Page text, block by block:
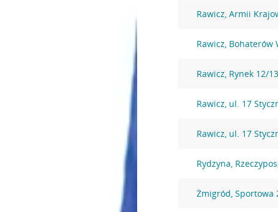
Rawicz, Armii
Rawicz, Bohaterów
Rawicz, Rynek 12/13
Rawicz, ul. 17
Rawicz, ul. 17
Rydzyna,
Żmigród, Sportowa